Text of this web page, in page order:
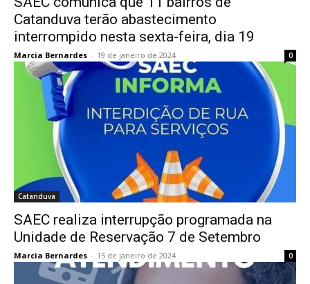
Catanduva terão abastecimento
interrompido nesta sexta-feira, dia 19
Marcia Bernardes - 19 de janeiro de 2024 0
Catanduva
SAEC realiza interrupção programada na
Unidade de Reservação 7 de Setembro
Marcia Bernardes - 15 de janeiro de 2024 0